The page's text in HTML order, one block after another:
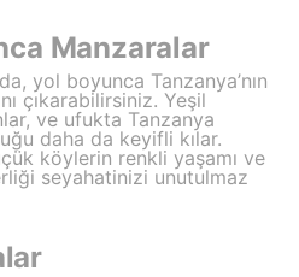
Manzaralar
yol boyunca Tanzanya’nın
çıkarabilirsiniz. Yeşil
ve ufukta Tanzanya
daha da keyifli kılar.
köylerin renkli yaşamı ve
seyahatinizi unutulmaz